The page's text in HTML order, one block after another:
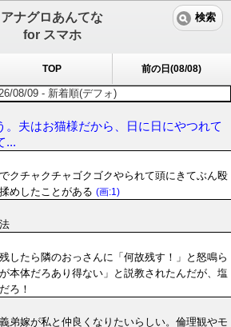
アナグロあんてな
for スマホ
検索
TOP 前の日(08/08)
08/09 - 新着順(デフォ)
。夫はお猫様だから、日に日にやつれて
...
クチャクチャゴクゴクやられて頭にきてぶん殴
めしたことがある (画:1)
したら隣のおっさんに「何故残す！」と怒鳴ら
体だろあり得ない」と説教されたんだが、塩
ろ！
弟嫁が私と仲良くなりたいらしい。倫理観やモ